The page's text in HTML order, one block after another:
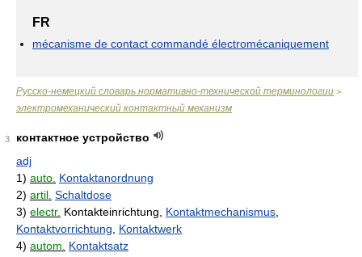
FR
mécanisme de contact commandé électromécaniquement
Русско-немецкий словарь нормативно-технической терминологии >
электромеханический контактный механизм
3
контактное устройство
adj
1) auto. Kontaktanordnung
2) artil. Schaltdose
3) electr. Kontakteinrichtung, Kontaktmechanismus
Kontaktvorrichtung
Kontaktwerk
4) autom. Kontaktsatz